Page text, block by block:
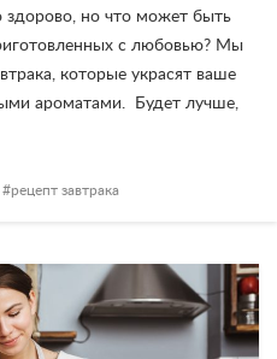
но что может быть
с любовью? Мы
которые украсят ваше
ароматами.
Будет лучше,
рецепт завтрака